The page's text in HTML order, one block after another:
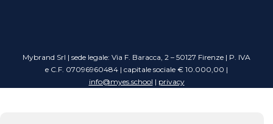
Mybrand Srl | sede legale: Via F. Baracca, 2 – 50127 Firenze | P. IVA
e C.F. 07096960484 | capitale sociale € 10.000,00 |
info@myes.school | privacy